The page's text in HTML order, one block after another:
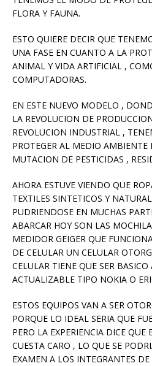
FLORA Y FAUNA.
ESTO QUIERE DECIR QUE
UNA FASE EN CUANTO A LA
ANIMAL Y VIDA ARTIFICIAL ,
COMPUTADORAS.
EN ESTE NUEVO MODELO ,
LA REVOLUCION DE
REVOLUCION INDUSTRIAL ,
PROTEGER AL MEDIO
MUTACION DE PESTICIDAS ,
AHORA ESTUVE VIENDO QUE
TEXTILES SINTETICOS Y
PUDRIENDOSE EN MUCHAS
ABARCAR HOY SON LAS
MEDIDOR GEIGER QUE
DE CELULAR UN CELULAR
CELULAR TIENE QUE SER
ACTUALIZABLE TIPO NOKIA O
ESTOS EQUIPOS VAN A SER
PORQUE LO IDEAL SERIA QUE
PERO LA EXPERIENCIA DICE
CUESTA CARO , LO QUE SE
EXAMEN A LOS INTEGRANTES